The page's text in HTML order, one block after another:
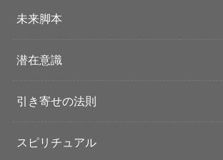
未来脚本
潜在意識
引き寄せの法則
スピリチュアル